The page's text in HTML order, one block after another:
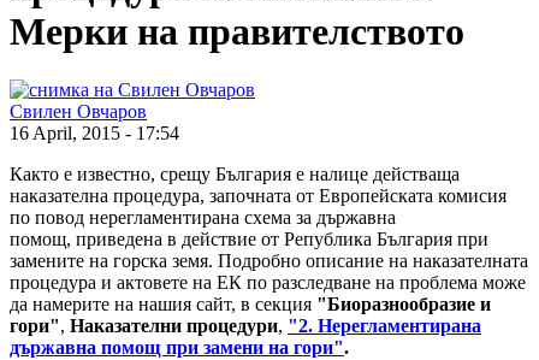
Мерки на правителството
Свилен Овчаров
16 April, 2015 - 17:54
Както е известно, срещу България е налице действаща
наказателна процедура, започната от Европейската комисия
по повод нерегламентирана схема за държавна
помощ, приведена в действие от Република България при
замените на горска земя. Подробно описание на наказателната
процедура и актовете на ЕК по разследване на проблема може
да намерите на нашия сайт, в секция "Биоразнообразие и
гори", Наказателни процедури, "2. Нерегламентирана
държавна помощ при замени на гори".